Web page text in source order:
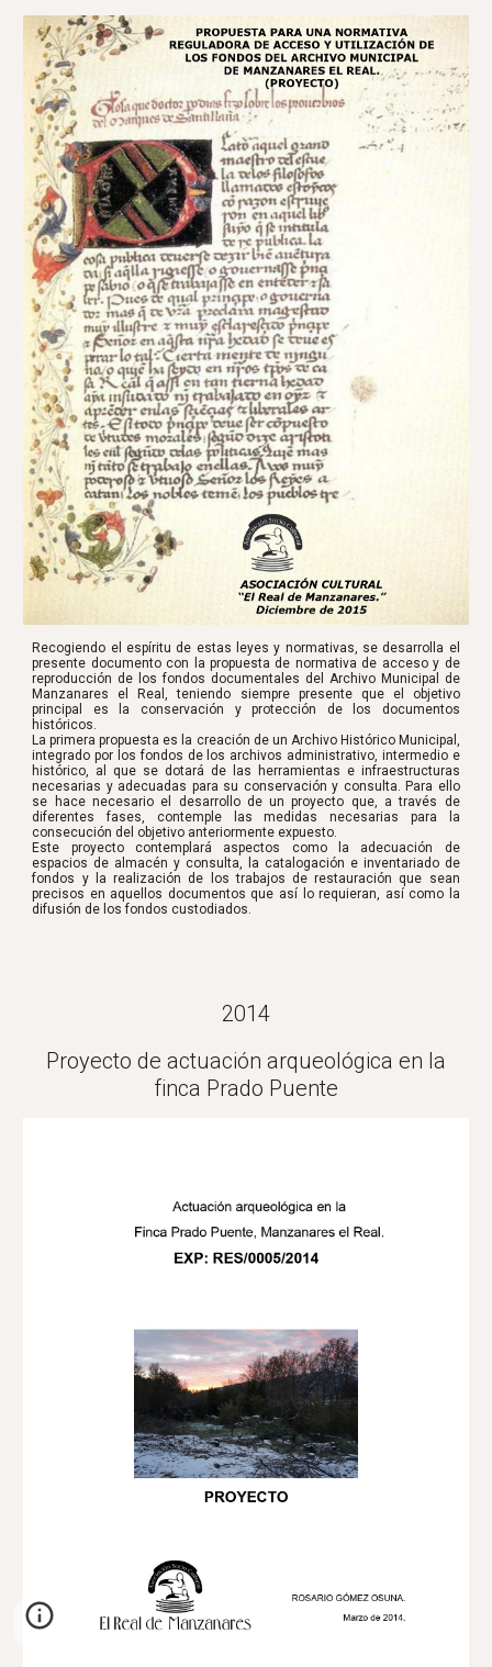
Recogiendo el espíritu de estas leyes y normativas, se desarrolla el
presente documento con la propuesta de normativa de acceso y de
reproducción de los fondos documentales del Archivo Municipal de
Manzanares el Real, teniendo siempre presente que el objetivo
principal es la conservación y protección de los documentos
históricos.
La primera propuesta es la creación de un Archivo Histórico Municipal,
integrado por los fondos de los archivos administrativo, intermedio e
histórico, al que se dotará de las herramientas e infraestructuras
necesarias y adecuadas para su conservación y consulta. Para ello
se hace necesario el desarrollo de un proyecto que, a través de
diferentes fases, contemple las medidas necesarias para la
consecución del objetivo anteriormente expuesto.
Este proyecto contemplará aspectos como la adecuación de
espacios de almacén y consulta, la catalogación e inventariado de
fondos y la realización de los trabajos de restauración que sean
precisos en aquellos documentos que así lo requieran, así como la
difusión de los fondos custodiados.
2014
Proyecto de actuación arqueológica en la
finca Prado Puente